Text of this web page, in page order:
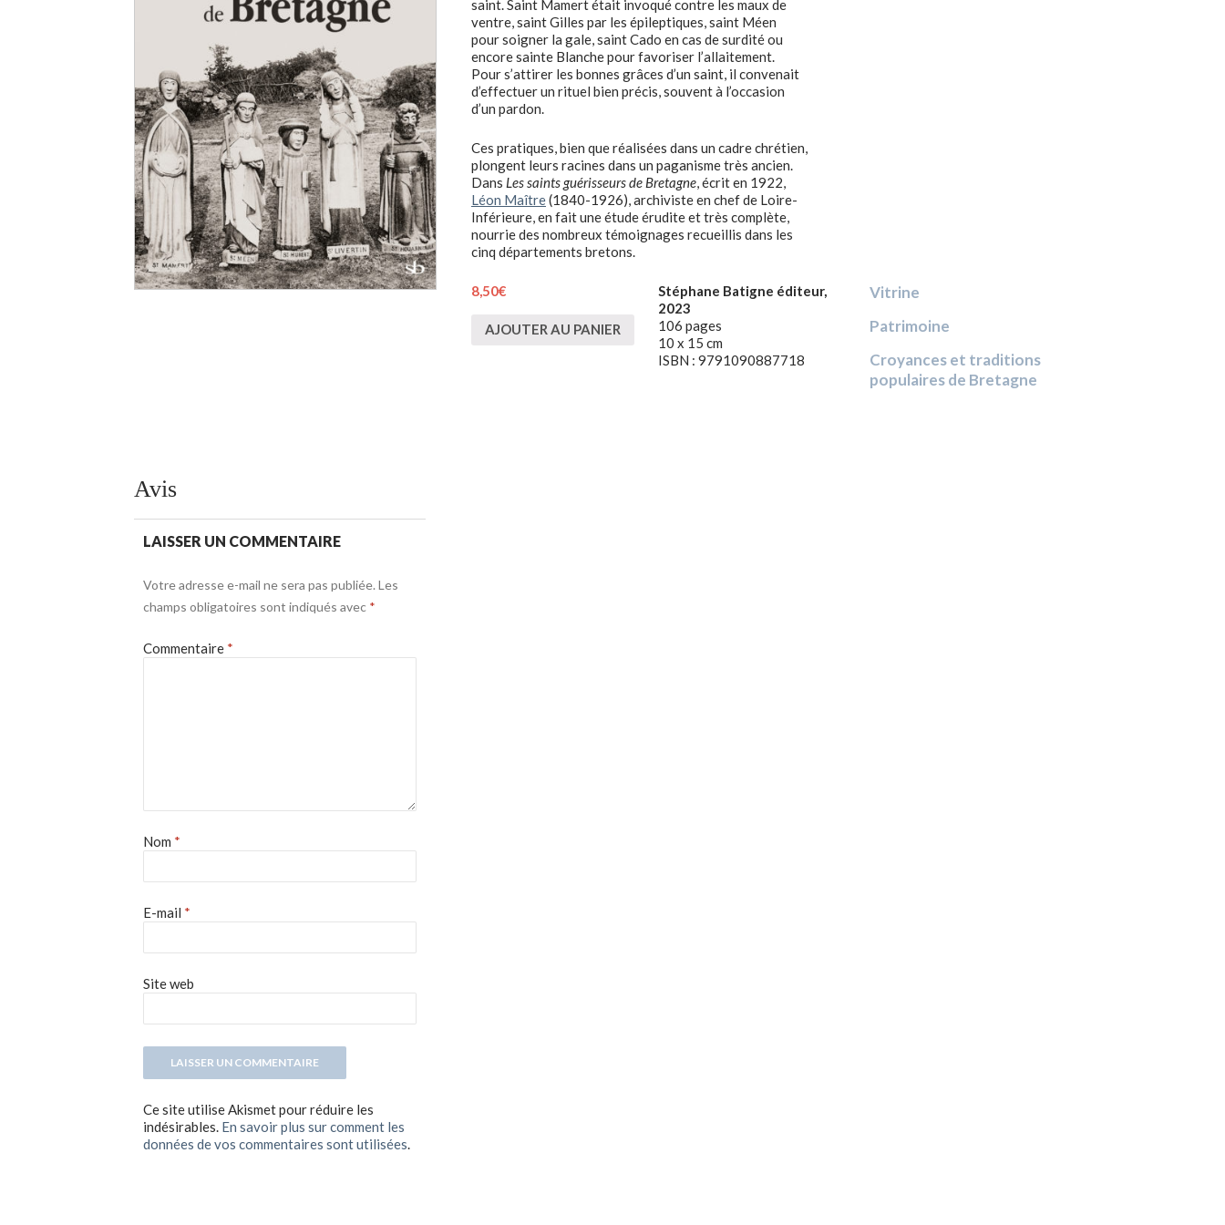
saint. Saint Mamert était invoqué contre les maux de
ventre, saint Gilles par les épileptiques, saint Méen
pour soigner la gale, saint Cado en cas de surdité ou
encore sainte Blanche pour favoriser l’allaitement.
Pour s’attirer les bonnes grâces d’un saint, il convenait
d’effectuer un rituel bien précis, souvent à l’occasion
d’un pardon.
Ces pratiques, bien que réalisées dans un cadre chrétien,
plongent leurs racines dans un paganisme très ancien.
Dans Les saints guérisseurs de Bretagne, écrit en 1922,
Léon Maître(1840-1926), archiviste en chef de Loire-
Inférieure, en fait une étude érudite et très complète,
nourrie des nombreux témoignages recueillis dans les
cinq départements bretons.
8,50€
AJOUTER AU PANIER
Stéphane Batigne éditeur,
2023
106 pages
10 x 15 cm
ISBN : 9791090887718
Vitrine
Patrimoine
Croyances et traditions
populaires de Bretagne
Avis
LAISSER UN COMMENTAIRE
Votre adresse e-mail ne sera pas publiée. Les
champs obligatoires sont indiqués avec *
Commentaire *
Nom *
E-mail *
Site web
Ce site utilise Akismet pour réduire les
indésirables. En savoir plus sur comment les
données de vos commentaires sont utilisées.